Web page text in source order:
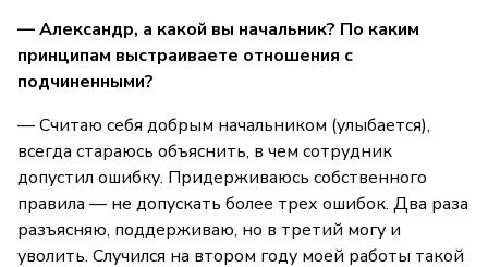
— Александр, а какой вы начальник? По каким
принципам выстраиваете отношения с
подчиненными?
— Считаю себя добрым начальником (улыбается),
всегда стараюсь объяснить, в чем сотрудник
допустил ошибку. Придерживаюсь собственного
правила — не допускать более трех ошибок. Два раза
разъясняю, поддерживаю, но в третий могу и
уволить. Случился на втором году моей работы такой